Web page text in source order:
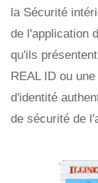
la Sécurité
de l'application
qu'ils
REAL ID ou
d'identité
de sécurité de